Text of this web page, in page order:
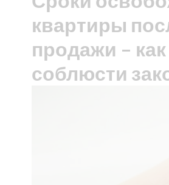
квартиры
продажи – как
соблюсти